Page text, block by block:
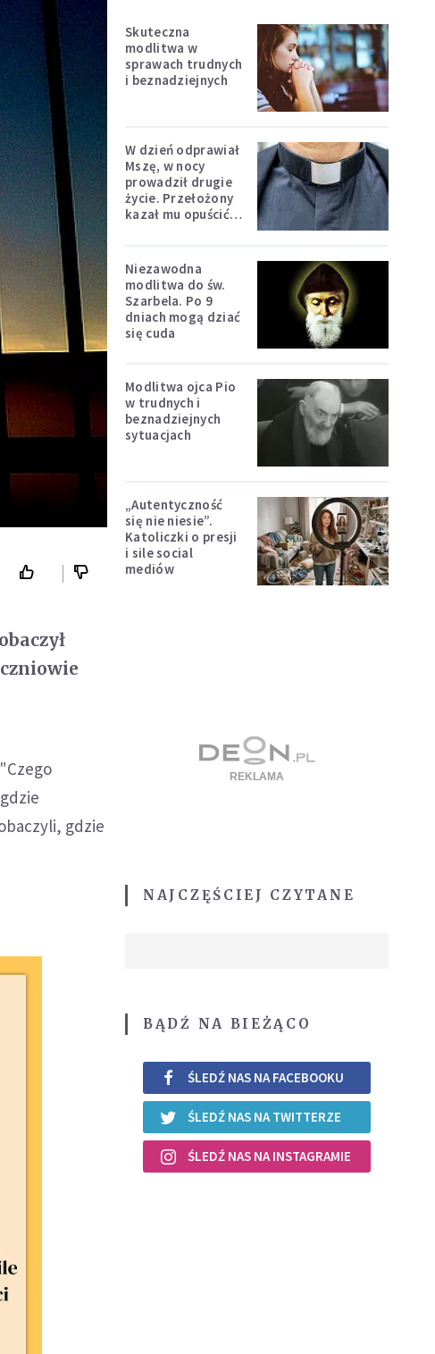
gdzie
Skuteczna
modlitwa w
sprawach trudnych
i beznadziejnych
W dzień odprawiał
Mszę, w nocy
prowadził drugie
życie. Przełożony
kazał mu opuścić
Niezawodna
modlitwa do św.
Szarbela. Po 9
dniach mogą dziać
się cuda
Modlitwa ojca Pio
w trudnych i
beznadziejnych
sytuacjach
„Autentyczność
się nie niesie”.
Katoliczki o presji
i sile social
mediów
NAJCZĘŚCIEJ CZYTANE
BĄDŹ NA BIEŻĄCO
ŚLEDŹ NAS NA FACEBOOKU
ŚLEDŹ NAS NA TWITTERZE
ŚLEDŹ NAS NA INSTAGRAMIE